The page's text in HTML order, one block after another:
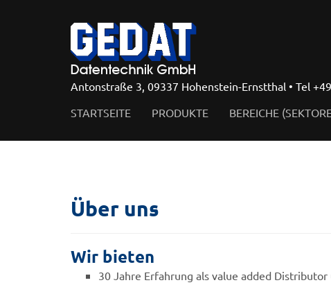
Antonstraße 3, 09337 Hohenstein-Ernstthal • Tel
STARTSEITE
PRODUKTE BEREICHE
Über uns
Wir bieten
30 Jahre Erfahrung als value added